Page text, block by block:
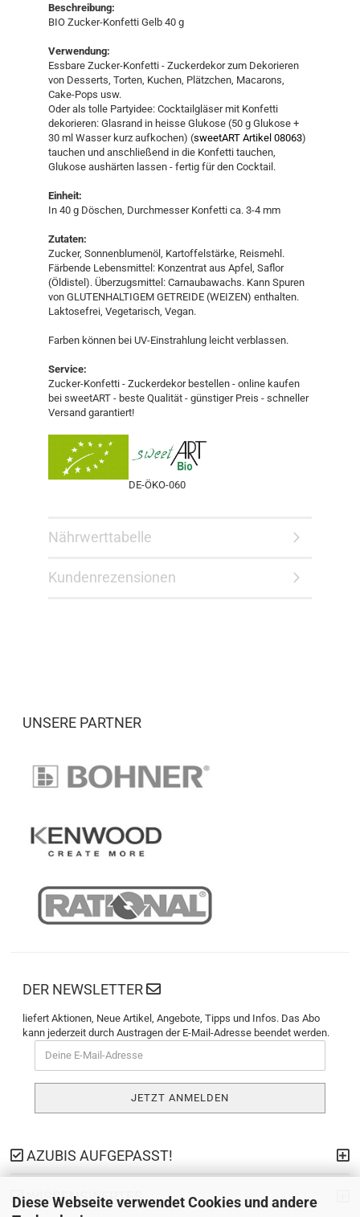
Diese Webseite verwendet Cookies und andere
Beschreibung:
BIO Zucker-Konfetti Gelb 40 g
Verwendung:
Essbare Zucker-Konfetti - Zuckerdekor zum Dekorieren
von Desserts, Torten, Kuchen, Plätzchen, Macarons,
Cake-Pops usw.
Oder als tolle Partyidee: Cocktailgläser mit Konfetti
dekorieren: Glasrand in heisse Glukose (50 g Glukose +
30 ml Wasser kurz aufkochen) (sweetART Artikel 08063)
tauchen und anschließend in die Konfetti tauchen,
Glukose aushärten lassen - fertig für den Cocktail.
Einheit:
In 40 g Döschen, Durchmesser Konfetti ca. 3-4 mm
Zutaten:
Zucker, Sonnenblumenöl, Kartoffelstärke, Reismehl.
Färbende Lebensmittel: Konzentrat aus Apfel, Saflor
(Öldistel). Überzugsmittel: Carnaubawachs. Kann Spuren
von GLUTENHALTIGEM GETREIDE (WEIZEN) enthalten.
Laktosefrei, Vegetarisch, Vegan.
Farben können bei UV-Einstrahlung leicht verblassen.
Service:
Zucker-Konfetti - Zuckerdekor bestellen - online kaufen
bei sweetART - beste Qualität - günstiger Preis - schneller
Versand garantiert!
DE-ÖKO-060
Nährwerttabelle
Kundenrezensionen
UNSERE PARTNER
DER NEWSLETTER
liefert Aktionen, Neue Artikel, Angebote, Tipps und Infos. Das Abo
kann jederzeit durch Austragen der E-Mail-Adresse beendet werden.
AZUBIS AUFGEPASST!
WISSENSWERTES